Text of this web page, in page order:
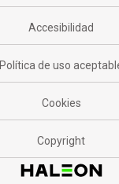
Accesibilidad
Política de uso
Cookies
Copyright